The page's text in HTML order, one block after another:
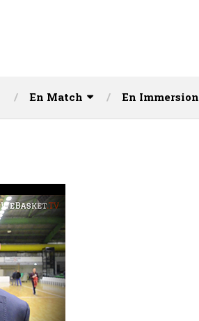
En Match En Immersion